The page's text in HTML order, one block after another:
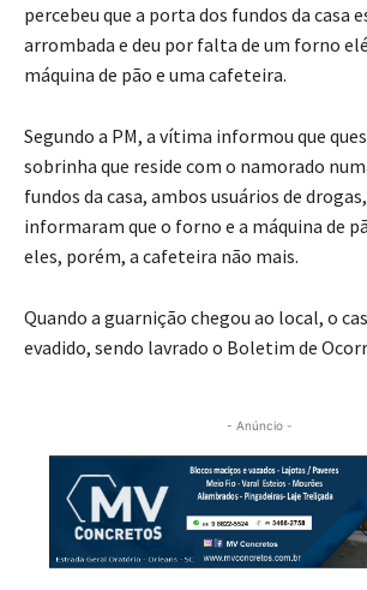
percebeu que a porta dos fundos da casa
arrombada e deu por falta de um forno
máquina de pão e uma cafeteira.
Segundo a PM, a vítima informou que
sobrinha que reside com o namorado
fundos da casa, ambos usuários de
informaram que o forno e a máquina de
eles, porém, a cafeteira não mais.
Quando a guarnição chegou ao local, o
evadido, sendo lavrado o Boletim de
- Anúncio -